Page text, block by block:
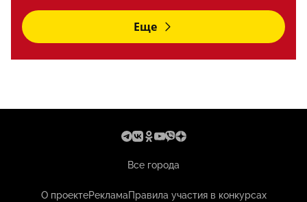
Еще
Все города
О проектеРекламаПравила участия в конкурсах